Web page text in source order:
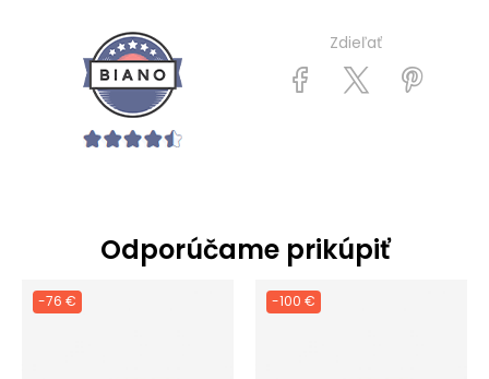
Zdieľať
Odporúčame prikúpiť
-76 € -100 €